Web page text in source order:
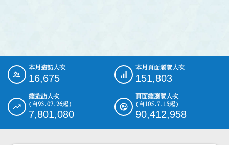
::: 本月造訪人次
16,675
本月頁面瀏覽人次
151,803
總造訪人次
(自93.07.26起)
7,801,080
頁面總瀏覽人次
(自105.7.15起)
90,412,958